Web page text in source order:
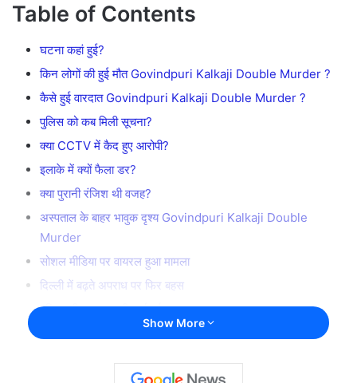
Table of Contents
घटना कहां हुई?
किन लोगों की हुई मौत Govindpuri Kalkaji Double Murder ?
कैसे हुई वारदात Govindpuri Kalkaji Double Murder ?
पुलिस को कब मिली सूचना?
क्या CCTV में कैद हुए आरोपी?
इलाके में क्यों फैला डर?
क्या पुरानी रंजिश थी वजह?
अस्पताल के बाहर भावुक दृश्य Govindpuri Kalkaji Double
Murder
सोशल मीडिया पर वायरल हुआ मामला
दिल्ली में बढ़ते अपराध पर फिर बहस
पुलिस की अब तक की कार्रवाई
Show More